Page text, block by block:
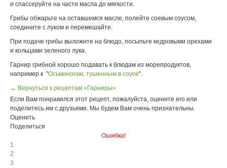
и спассеруйте на части масла до мягкости.
Грибы обжарьте на оставшемся масле, полейте соевым соусом,
соедините с луком и перемешайте.
При подаче грибы выложите на блюдо, посыпьте кедровыми орехами
и кольцами зеленого лука.
Гарнир грибной хорошо подавать к блюдам из морепродуктов,
например к "Осьминогам, тушенным в соусе".
← Вернуться к рецептам «Гарниры»
Если Вам понравился этот рецепт, пожалуйста, оцените его или
поделитесь им с друзьями. Мы будем Вам очень признательны.
Оценить
Поделиться
Ошибка!
1
2
3